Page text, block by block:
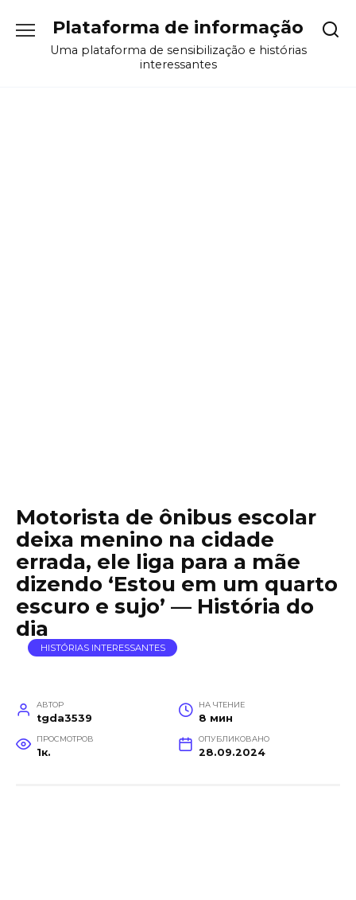
содержанию
Plataforma de informação
Uma plataforma de sensibilização e histórias
interessantes
Motorista de ônibus escolar
deixa menino na cidade
errada, ele liga para a mãe
dizendo ‘Estou em um quarto
escuro e sujo’ — História do
dia
HISTÓRIAS INTERESSANTES
АВТОР
tgda3539
НА ЧТЕНИЕ
8 мин
ПРОСМОТРОВ
1к.
ОПУБЛИКОВАНО
28.09.2024